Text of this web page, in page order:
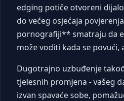
edging potiče otvoreni
do većeg osjećaja
pornografiji** smatraju da
može voditi kada se
Dugotrajno uzbuđenje
tjelesnih promjena - vašeg
izvan spavaće sobe,